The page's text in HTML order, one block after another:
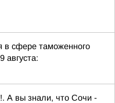
в сфере таможенного
августа:
А вы знали, что Сочи -